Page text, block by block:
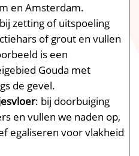
en Amsterdam.​
zetting of uitspoeling
of grout en vullen
is een
Gouda met
de gevel.​
: bij doorbuiging
en vullen we naden op,
egaliseren voor vlakheid